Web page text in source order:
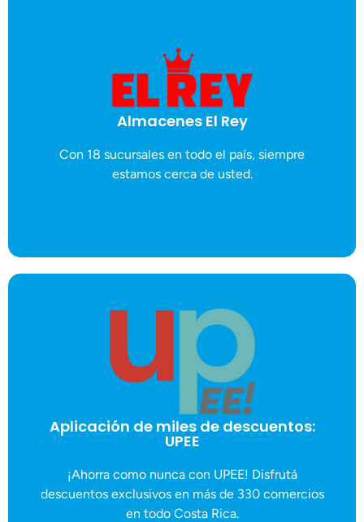
Almacenes El Rey
Con 18 sucursales en todo el país, siempre
estamos cerca de usted.
Almacenes El Rey
¢25,000.00. Contacto:
servicioalcliente@almaceneselrey.com / 4080-6666
MÁS DETALLES
Aplicación de miles de descuentos:
UPEE
¡Ahorra como nunca con UPEE! Disfrutá
descuentos exclusivos en más de 330 comercios
en todo Costa Rica.
Aplicación de miles de descuentos:
Porcentajes de descuentos de hasta el 70%. Contacto:
Ángeles Araya Cabalceta / info@upee.app / 4000-2729
MÁS DETALLES